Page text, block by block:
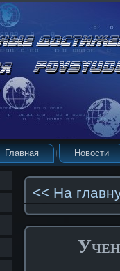
Главная Новости
<< На